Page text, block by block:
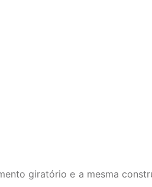
giratório e a mesma